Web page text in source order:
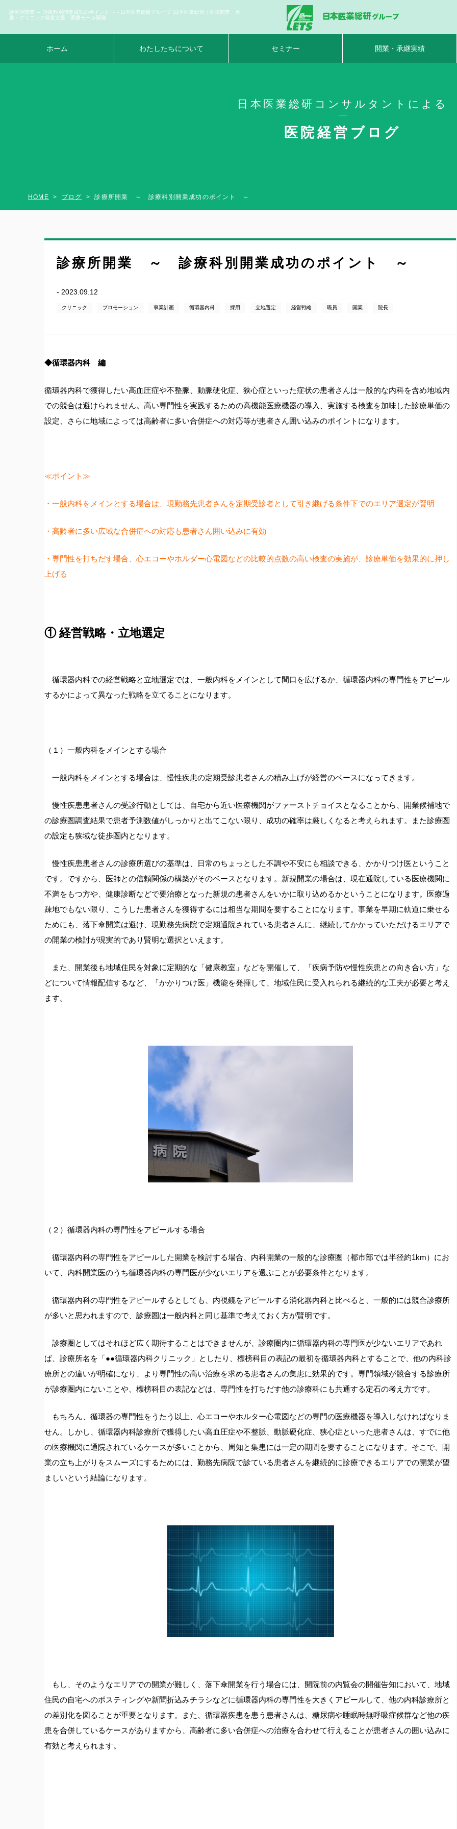
診療所開業 ～ 診療科別開業成功のポイント ～ - 日本医業総研グループ |日本医業総研｜医院開業・承
継・クリニック経営支援・医療モール開発
ホーム わたしたちについて セミナー 開業・承継実績
日本医業総研コンサルタントによる
医院経営ブログ
HOME ブログ 診療所開業 ～ 診療科別開業成功のポイント ～
診療所開業 ～ 診療科別開業成功のポイント ～
- 2023.09.12
クリニック プロモーション 事業計画 循環器内科 採用 立地選定 経営戦略 職員 開業 院長
◆循環器内科 編
循環器内科で獲得したい高血圧症や不整脈、動脈硬化症、狭心症といった症状の患者さんは一般的な内科を含め地域内
での競合は避けられません。高い専門性を実践するための高機能医療機器の導入、実施する検査を加味した診療単価の
設定、さらに地域によっては高齢者に多い合併症への対応等が患者さん囲い込みのポイントになります。
≪ポイント≫
・一般内科をメインとする場合は、現勤務先患者さんを定期受診者として引き継げる条件下でのエリア選定が賢明
・高齢者に多い広域な合併症への対応も患者さん囲い込みに有効
・専門性を打ちだす場合、心エコーやホルダー心電図などの比較的点数の高い検査の実施が、診療単価を効果的に押し
上げる
① 経営戦略・立地選定
循環器内科での経営戦略と立地選定では、一般内科をメインとして間口を広げるか、循環器内科の専門性をアピール
するかによって異なった戦略を立てることになります。
（１）一般内科をメインとする場合
一般内科をメインとする場合は、慢性疾患の定期受診患者さんの積み上げが経営のベースになってきます。
慢性疾患患者さんの受診行動としては、自宅から近い医療機関がファーストチョイスとなることから、開業候補地で
の診療圏調査結果で患者予測数値がしっかりと出てこない限り、成功の確率は厳しくなると考えられます。また診療圏
の設定も狭域な徒歩圏内となります。
慢性疾患患者さんの診療所選びの基準は、日常のちょっとした不調や不安にも相談できる、かかりつけ医ということ
です。ですから、医師との信頼関係の構築がそのベースとなります。新規開業の場合は、現在通院している医療機関に
不満をもつ方や、健康診断などで要治療となった新規の患者さんをいかに取り込めるかということになります。医療過
疎地でもない限り、こうした患者さんを獲得するには相当な期間を要することになります。事業を早期に軌道に乗せる
ためにも、落下傘開業は避け、現勤務先病院で定期通院されている患者さんに、継続してかかっていただけるエリアで
の開業の検討が現実的であり賢明な選択といえます。
また、開業後も地域住民を対象に定期的な「健康教室」などを開催して、「疾病予防や慢性疾患との向き合い方」な
どについて情報配信するなど、「かかりつけ医」機能を発揮して、地域住民に受入れられる継続的な工夫が必要と考え
ます。
（２）循環器内科の専門性をアピールする場合
循環器内科の専門性をアピールした開業を検討する場合、内科開業の一般的な診療圏（都市部では半径約1km）にお
いて、内科開業医のうち循環器内科の専門医が少ないエリアを選ぶことが必要条件となります。
循環器内科の専門性をアピールするとしても、内視鏡をアピールする消化器内科と比べると、一般的には競合診療所
が多いと思われますので、診療圏は一般内科と同じ基準で考えておく方が賢明です。
診療圏としてはそれほど広く期待することはできませんが、診療圏内に循環器内科の専門医が少ないエリアであれ
ば、診療所名を「●●循環器内科クリニック」としたり、標榜科目の表記の最初を循環器内科とすることで、他の内科診
療所との違いが明確になり、より専門性の高い治療を求める患者さんの集患に効果的です。専門領域が競合する診療所
が診療圏内にないことや、標榜科目の表記などは、専門性を打ちだす他の診療科にも共通する定石の考え方です。
もちろん、循環器の専門性をうたう以上、心エコーやホルター心電図などの専門の医療機器を導入しなければなりま
せん。しかし、循環器内科診療所で獲得したい高血圧症や不整脈、動脈硬化症、狭心症といった患者さんは、すでに他
の医療機関に通院されているケースが多いことから、周知と集患には一定の期間を要することになります。そこで、開
業の立ち上がりをスムーズにするためには、勤務先病院で診ている患者さんを継続的に診療できるエリアでの開業が望
ましいという結論になります。
もし、そのようなエリアでの開業が難しく、落下傘開業を行う場合には、開院前の内覧会の開催告知において、地域
住民の自宅へのポスティングや新聞折込みチラシなどに循環器内科の専門性を大きくアピールして、他の内科診療所と
の差別化を図ることが重要となります。また、循環器疾患を患う患者さんは、糖尿病や睡眠時無呼吸症候群など他の疾
患を合併しているケースがありますから、高齢者に多い合併症への治療を合わせて行えることが患者さんの囲い込みに
有効と考えられます。